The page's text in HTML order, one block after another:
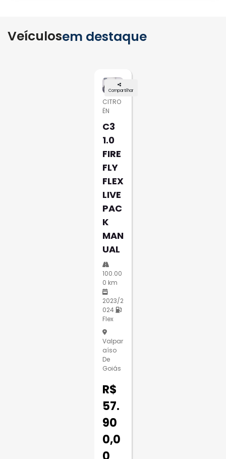
Veículosem destaque
Compartilhar
CITRO
ËN
C3
1.0
FIRE
FLY
FLEX
LIVE
PAC
K
MAN
UAL
100.00
0 km
2023/2
024
Flex
Valpar
Aíso
De
Goiás
R$
57.
90
0,0